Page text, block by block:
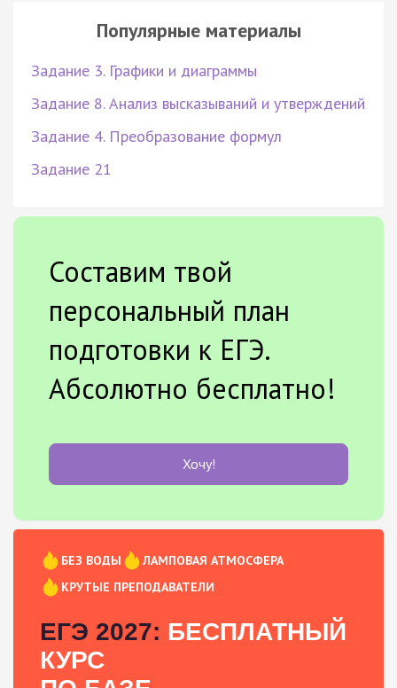
Популярные материалы
Задание 3. Графики и диаграммы
Задание 8. Анализ высказываний и утверждений
Задание 4. Преобразование формул
Задание 21
Составим твой
персональный план
подготовки к ЕГЭ.
Абсолютно бесплатно!
Хочу!
БЕЗ ВОДЫ
ЛАМПОВАЯ АТМОСФЕРА
КРУТЫЕ ПРЕПОДАВАТЕЛИ
ЕГЭ 2027: БЕСПЛАТНЫЙ
КУРС